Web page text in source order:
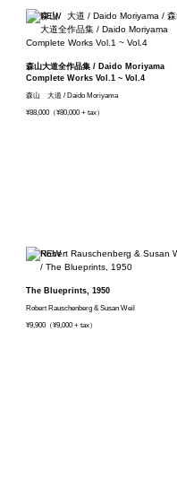
森山大道全作品集 / Daido Moriyama
Complete Works Vol.1 ~ Vol.4
森山 大道 / Daido Moriyama
¥88,000（¥80,000 + tax）
The Blueprints, 1950
Robert Rauschenberg & Susan Weil
¥9,900（¥9,000 + tax）